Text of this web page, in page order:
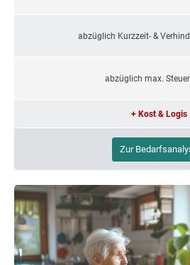
abzüglich Kurzzeit- &
abzüglich max.
+ Kost & Logis
Zur